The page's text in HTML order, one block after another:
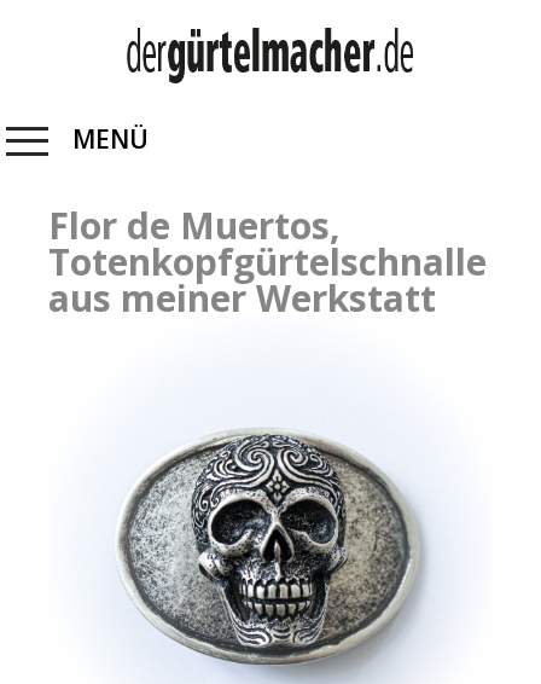
MENÜ
Flor de Muertos,
Totenkopfgürtelschnalle
aus meiner Werkstatt